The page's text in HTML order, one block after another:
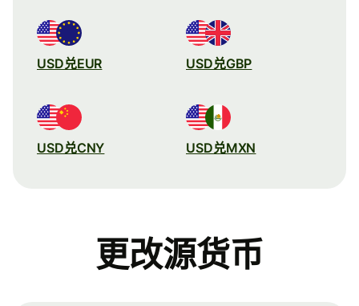
USD兑EUR USD兑GBP
USD兑CNY USD兑MXN
更改源货币